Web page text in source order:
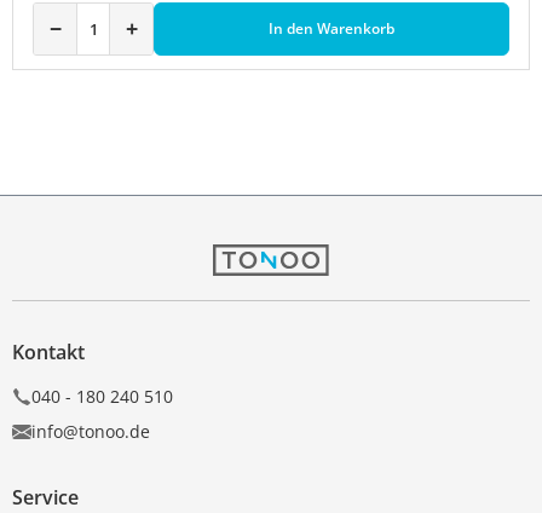
− + In den Warenkorb
Kontakt
040 - 180 240 510
info@tonoo.de
Service